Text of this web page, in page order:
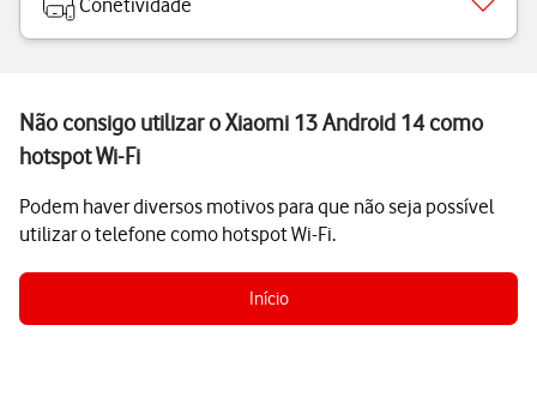
Conetividade
Não consigo utilizar o Xiaomi 13 Android 14 como
hotspot Wi-Fi
Podem haver diversos motivos para que não seja possível
utilizar o telefone como hotspot Wi-Fi.
Início